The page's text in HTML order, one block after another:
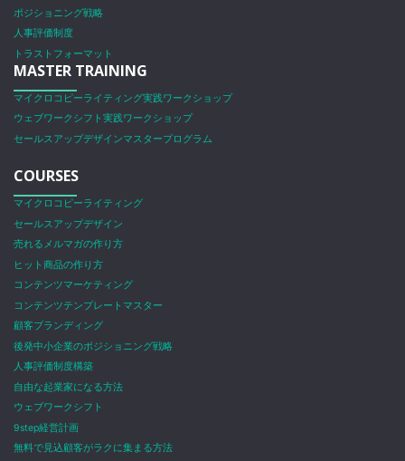
ポジショニング戦略
人事評価制度
トラストフォーマット
MASTER TRAINING
マイクロコピーライティング実践ワークショップ
ウェブワークシフト実践ワークショップ
セールスアップデザインマスタープログラム
COURSES
マイクロコピーライティング
セールスアップデザイン
売れるメルマガの作り方
ヒット商品の作り方
コンテンツマーケティング
コンテンツテンプレートマスター
顧客ブランディング
後発中小企業のポジショニング戦略
人事評価制度構築
自由な起業家になる方法
ウェブワークシフト
9step経営計画
無料で見込顧客がラクに集まる方法